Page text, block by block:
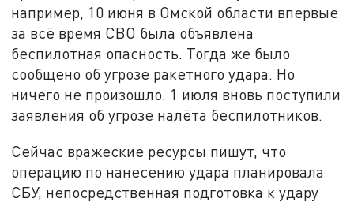
например, 10 июня в Омской области впервые
за всё время СВО была объявлена
беспилотная опасность. Тогда же было
сообщено об угрозе ракетного удара. Но
ничего не произошло. 1 июля вновь поступили
заявления об угрозе налёта беспилотников.
Сейчас вражеские ресурсы пишут, что
операцию по нанесению удара планировала
СБУ, непосредственная подготовка к удару